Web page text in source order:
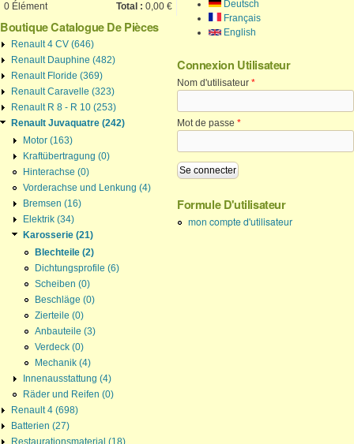
0 Élément Total : 0,00 €
Boutique Catalogue De Pièces
Renault 4 CV (646)
Renault Dauphine (482)
Renault Floride (369)
Renault Caravelle (323)
Renault R 8 - R 10 (253)
Renault Juvaquatre (242)
Motor (163)
Kraftübertragung (0)
Hinterachse (0)
Vorderachse und Lenkung (4)
Bremsen (16)
Elektrik (34)
Karosserie (21)
Blechteile (2)
Dichtungsprofile (6)
Scheiben (0)
Beschläge (0)
Zierteile (0)
Anbauteile (3)
Verdeck (0)
Mechanik (4)
Innenausstattung (4)
Räder und Reifen (0)
Renault 4 (698)
Batterien (27)
Restaurationsmaterial (18)
Deutsch
Français
English
Connexion Utilisateur
Nom d'utilisateur *
Mot de passe *
Formule D'utilisateur
mon compte d'utilisateur